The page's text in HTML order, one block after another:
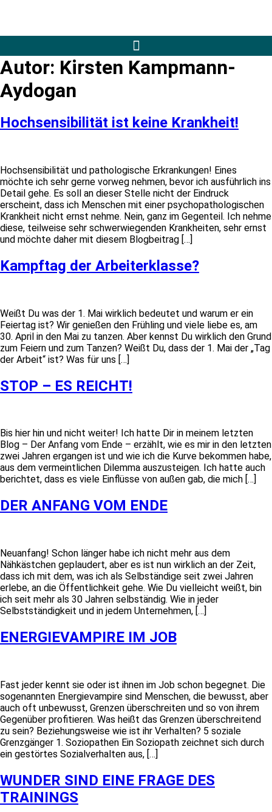
Autor: Kirsten Kampmann-
Aydogan
Hochsensibilität ist keine Krankheit!
Hochsensibilität und pathologische Erkrankungen! Eines
möchte ich sehr gerne vorweg nehmen, bevor ich ausführlich ins
Detail gehe. Es soll an dieser Stelle nicht der Eindruck
erscheint, dass ich Menschen mit einer psychopathologischen
Krankheit nicht ernst nehme. Nein, ganz im Gegenteil. Ich nehme
diese, teilweise sehr schwerwiegenden Krankheiten, sehr ernst
und möchte daher mit diesem Blogbeitrag […]
Kampftag der Arbeiterklasse?
Weißt Du was der 1. Mai wirklich bedeutet und warum er ein
Feiertag ist? Wir genießen den Frühling und viele liebe es, am
30. April in den Mai zu tanzen. Aber kennst Du wirklich den Grund
zum Feiern und zum Tanzen? Weißt Du, dass der 1. Mai der „Tag
der Arbeit“ ist? Was für uns […]
STOP – ES REICHT!
Bis hier hin und nicht weiter! Ich hatte Dir in meinem letzten
Blog – Der Anfang vom Ende – erzählt, wie es mir in den letzten
zwei Jahren ergangen ist und wie ich die Kurve bekommen habe,
aus dem vermeintlichen Dilemma auszusteigen. Ich hatte auch
berichtet, dass es viele Einflüsse von außen gab, die mich […]
DER ANFANG VOM ENDE
Neuanfang! Schon länger habe ich nicht mehr aus dem
Nähkästchen geplaudert, aber es ist nun wirklich an der Zeit,
dass ich mit dem, was ich als Selbständige seit zwei Jahren
erlebe, an die Öffentlichkeit gehe. Wie Du vielleicht weißt, bin
ich seit mehr als 30 Jahren selbständig. Wie in jeder
Selbstständigkeit und in jedem Unternehmen, […]
ENERGIEVAMPIRE IM JOB
Fast jeder kennt sie oder ist ihnen im Job schon begegnet. Die
sogenannten Energievampire sind Menschen, die bewusst, aber
auch oft unbewusst, Grenzen überschreiten und so von ihrem
Gegenüber profitieren. Was heißt das Grenzen überschreitend
zu sein? Beziehungsweise wie ist ihr Verhalten? 5 soziale
Grenzgänger 1. Soziopathen Ein Soziopath zeichnet sich durch
ein gestörtes Sozialverhalten aus, […]
WUNDER SIND EINE FRAGE DES
TRAININGS